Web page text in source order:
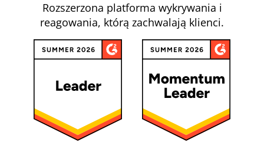
Rozszerzona platforma wykrywania i
reagowania, którą zachwalają klienci.